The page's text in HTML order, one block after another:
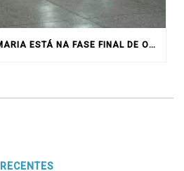
VELÓRIO DO HELENA MARIA ESTÁ NA FASE FINAL DE OBRA
RECENTES